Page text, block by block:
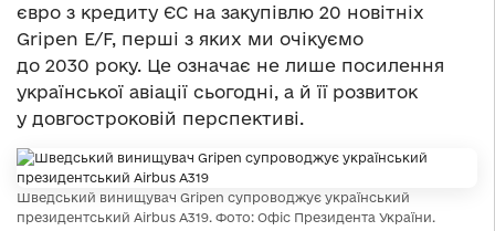
євро з кредиту ЄС на закупівлю 20 новітніх
Gripen E/F, перші з яких ми очікуємо
до 2030 року. Це означає не лише посилення
української авіації сьогодні, а й її розвиток
у довгостроковій перспективі.
Шведський винищувач Gripen супроводжує український
президентський Airbus A319. Фото: Офіс Президента України.